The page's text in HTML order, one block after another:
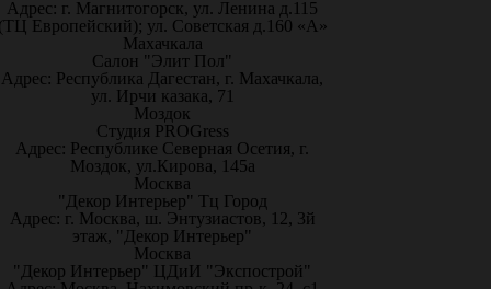
Адрес: г. Магнитогорск, ул. Ленина д.115
Европейский); ул. Советская д.160 «А»
Махачкала
Салон "Элит Пол"
Адрес: Республика Дагестан, г. Махачкала,
ул. Ирчи казака, 71
Моздок
Студия PROGress
Адрес: Республике Северная Осетия, г.
Моздок, ул.Кирова, 145а
Москва
"Декор Интерьер" Тц Город
Адрес: г. Москва, ш. Энтузиастов, 12, 3й
этаж, "Декор Интерьер"
Москва
"Декор Интерьер" ЦДиИ "Экспострой"